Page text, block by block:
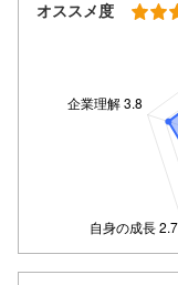
オススメ度